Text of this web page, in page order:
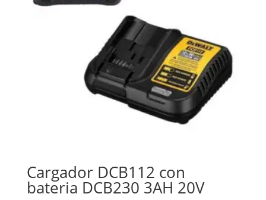
Cargador DCB112 con
bateria DCB230 3AH 20V